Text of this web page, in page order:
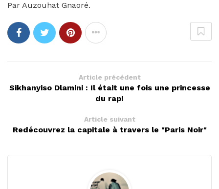
Par Auzouhat Gnaoré.
Article précédent
Sikhanyiso Dlamini : Il était une fois une princesse
du rap!
Article suivant
Redécouvrez la capitale à travers le "Paris Noir"